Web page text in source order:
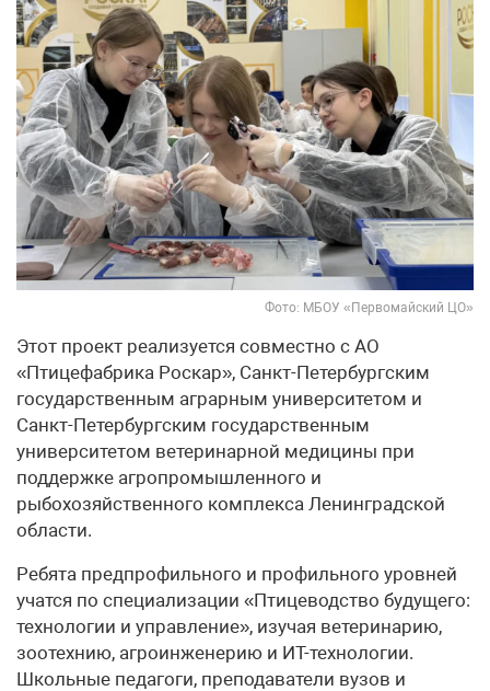
Фото: МБОУ «Первомайский ЦО»
Этот проект реализуется совместно с АО
«Птицефабрика Роскар», Санкт-Петербургским
государственным аграрным университетом и
Санкт-Петербургским государственным
университетом ветеринарной медицины при
поддержке агропромышленного и
рыбохозяйственного комплекса Ленинградской
области.
Ребята предпрофильного и профильного уровней
учатся по специализации «Птицеводство будущего:
технологии и управление», изучая ветеринарию,
зоотехнию, агроинженерию и ИТ-технологии.
Школьные педагоги, преподаватели вузов и